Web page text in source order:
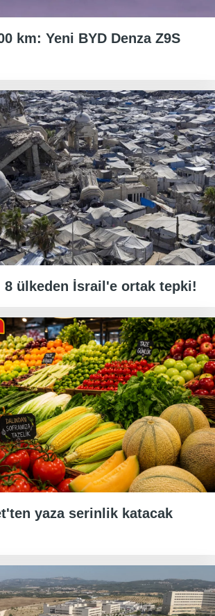
km: Yeni BYD Denza Z9S
ülkeden İsrail'e ortak tepki!
yaza serinlik katacak